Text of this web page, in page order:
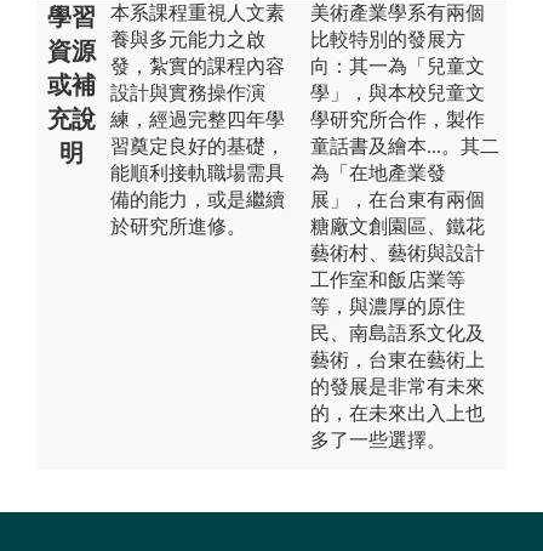
學習
資源
或補
充說
明
本系課程重視人文素
養與多元能力之啟
發，紮實的課程內容
設計與實務操作演
練，經過完整四年學
習奠定良好的基礎，
能順利接軌職場需具
備的能力，或是繼續
於研究所進修。
美術產業學系有兩個
比較特別的發展方
向：其一為「兒童文
學」，與本校兒童文
學研究所合作，製作
童話書及繪本...。其二
為「在地產業發
展」，在台東有兩個
糖廠文創園區、鐵花
藝術村、藝術與設計
工作室和飯店業等
等，與濃厚的原住
民、南島語系文化及
藝術，台東在藝術上
的發展是非常有未來
的，在未來出入上也
多了一些選擇。